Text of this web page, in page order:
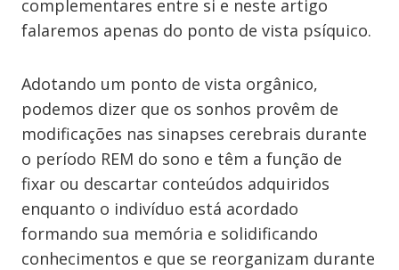
complementares entre si e neste artigo
falaremos apenas do ponto de vista psíquico.
Adotando um ponto de vista orgânico,
podemos dizer que os sonhos provêm de
modificações nas sinapses cerebrais durante
o período REM do sono e têm a função de
fixar ou descartar conteúdos adquiridos
enquanto o indivíduo está acordado
formando sua memória e solidificando
conhecimentos e que se reorganizam durante